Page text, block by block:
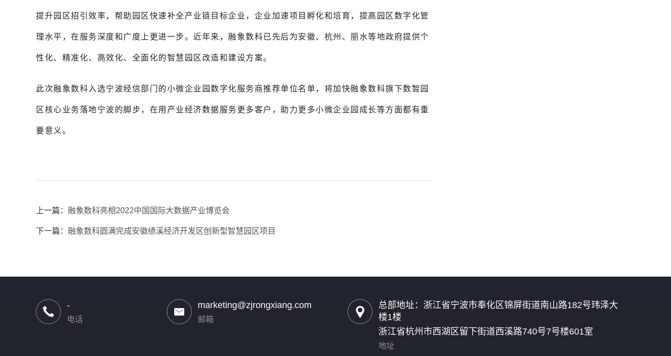
提升园区招引效率，帮助园区快速补全产业链目标企业，企业加速项目孵化和培育，提高园区数字化管
理水平，在服务深度和广度上更进一步。近年来，融象数科已先后为安徽、杭州、丽水等地政府提供个
性化、精准化、高效化、全面化的智慧园区改造和建设方案。
此次融象数科入选宁波经信部门的小微企业园数字化服务商推荐单位名单，将加快融象数科旗下数智园
区核心业务落地宁波的脚步，在用产业经济数据服务更多客户，助力更多小微企业园成长等方面都有重
要意义。
上一篇： 融象数科亮相2022中国国际大数据产业博览会
下一篇： 融象数科圆满完成安徽绩溪经济开发区创新型智慧园区项目
-
电话
marketing@zjrongxiang.com
邮箱
总部地址：浙江省宁波市奉化区锦屏街道南山路182号玮泽大
楼1楼
浙江省杭州市西湖区留下街道西溪路740号7号楼601室
地址